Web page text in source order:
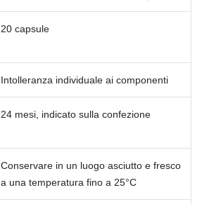
20 capsule
Intolleranza individuale ai componenti
24 mesi, indicato sulla confezione
Conservare in un luogo asciutto e fresco
a una temperatura fino a 25°C